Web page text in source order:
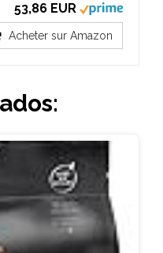
53,86 EUR
Acheter sur Amazon